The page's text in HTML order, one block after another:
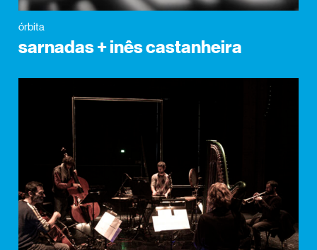
órbita
sarnadas + inês castanheira